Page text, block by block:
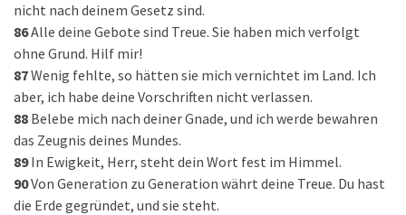
nicht nach deinem Gesetz sind.
86Alle deine Gebote sind Treue. Sie haben mich verfolgt
ohne Grund. Hilf mir!
87Wenig fehlte, so hätten sie mich vernichtet im Land. Ich
aber, ich habe deine Vorschriften nicht verlassen.
88 Belebe mich nach deiner Gnade, und ich werde bewahren
das Zeugnis deines Mundes.
89 In Ewigkeit, Herr, steht dein Wort fest im Himmel.
90Von Generation zu Generation währt deine Treue. Du hast
die Erde gegründet, und sie steht.